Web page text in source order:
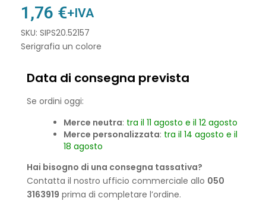
1,76 €+IVA
SKU: SIPS20.52157
Serigrafia un colore
Data di consegna prevista
Se ordini oggi:
Merce neutra: tra il 11 agosto e il 12 agosto
Merce personalizzata: tra il 14 agosto e il
18 agosto
Hai bisogno di una consegna tassativa?
Contatta il nostro ufficio commerciale allo 050
3163919 prima di completare l’ordine.